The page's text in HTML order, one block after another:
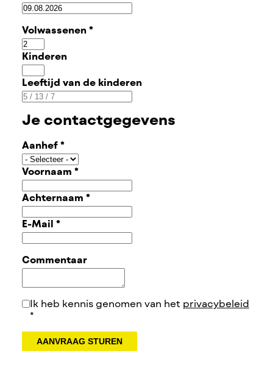
Volwassenen *
Kinderen
Leeftijd van de kinderen
Je contactgegevens
Aanhef *
Voornaam *
Achternaam *
E-Mail *
Commentaar
Ik heb kennis genomen van het privacybeleid
*
AANVRAAG STUREN